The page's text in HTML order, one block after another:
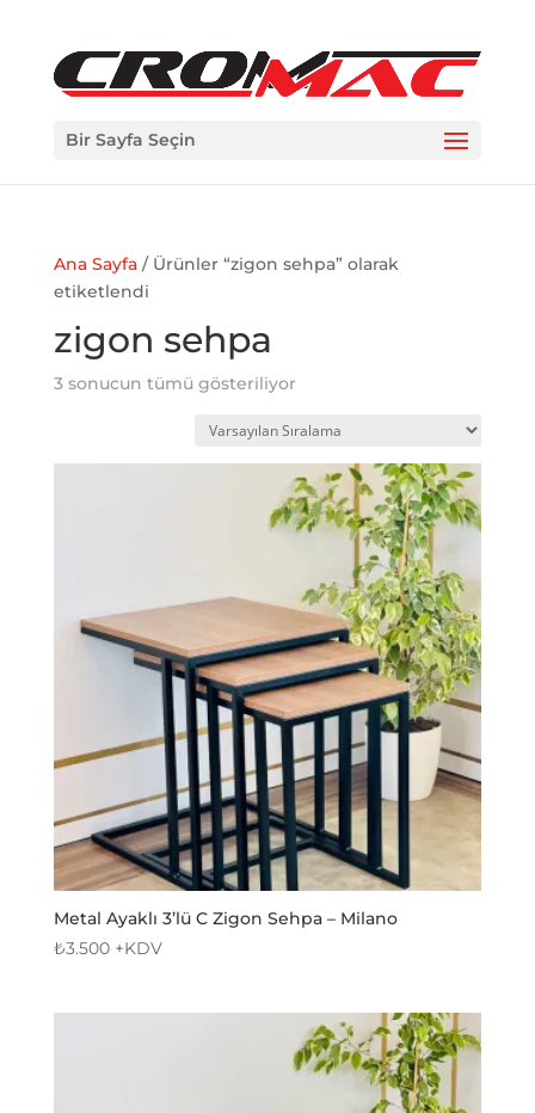
Bir Sayfa Seçin
Ana Sayfa/ Ürünler “zigon sehpa” olarak
etiketlendi
zigon sehpa
3 sonucun tümü gösteriliyor
Metal Ayaklı 3’lü C Zigon Sehpa – Milano
₺3.500 +KDV